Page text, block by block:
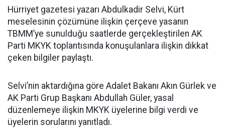
Hürriyet gazetesi yazarı Abdulkadir Selvi, Kürt
meselesinin çözümüne ilişkin çerçeve yasanın
TBMM’ye sunulduğu saatlerde gerçekleştirilen AK
Parti MKYK toplantısında konuşulanlara ilişkin dikkat
çeken bilgiler paylaştı.
Selvi’nin aktardığına göre Adalet Bakanı Akın Gürlek ve
AK Parti Grup Başkanı Abdullah Güler, yasal
düzenlemeye ilişkin MKYK üyelerine bilgi verdi ve
üyelerin sorularını yanıtladı.